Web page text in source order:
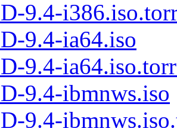
9.4-
9.4-ia64.iso
9.4-
9.4-ibmnws.iso
9.4-